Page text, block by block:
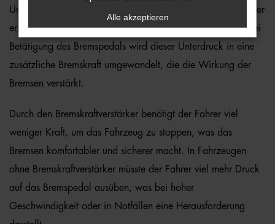
Unterdruck wird durch eine Membran im Bremskraftverstärker
erzeugt, die in Verbindung mit dem Bremspedal arbeitet. Bei
Betätigung des Bremspedals wird dieser Unterdruck in eine
zusätzliche Bremskraft umgewandelt, die die Wirkung der
Bremsen verstärkt.
Durch den Bremskraftverstärker benötigt der Fahrer viel
weniger Kraft, um das Fahrzeug zu stoppen, was das
Bremsen komfortabler und sicherer macht. In Fahrzeugen
ohne Bremskraftverstärker müsste der Fahrer viel mehr Druck
auf das Bremspedal ausüben, was bei hoher
Geschwindigkeit oder in Notfällen eine Herausforderung
Alle akzeptieren